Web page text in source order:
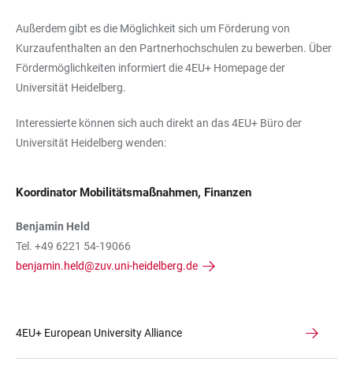
Außerdem gibt es die Möglichkeit sich um Förderung von
Kurzaufenthalten an den Partnerhochschulen zu bewerben. Über
Fördermöglichkeiten informiert die 4EU+ Homepage der
Universität Heidelberg.
Interessierte können sich auch direkt an das 4EU+ Büro der
Universität Heidelberg wenden:
Koordinator Mobilitätsmaßnahmen, Finanzen
Benjamin Held
Tel. +49 6221 54-19066
benjamin.held@zuv.uni-heidelberg.de
4EU+ European University Alliance